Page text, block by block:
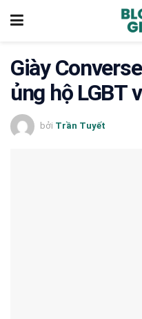
Giày
ủng hộ LGBT
bởi Trần Tuyết